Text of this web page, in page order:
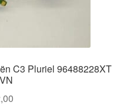
C3 Pluriel 96488228XT